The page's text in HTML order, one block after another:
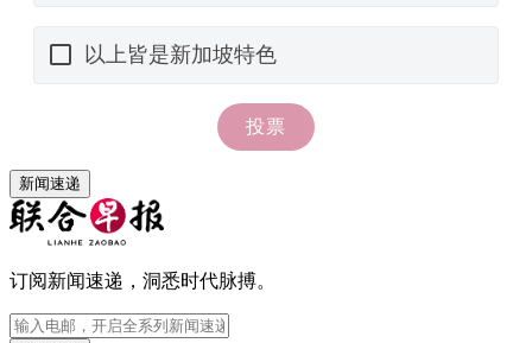
新闻速递
订阅新闻速递，洞悉时代脉搏。